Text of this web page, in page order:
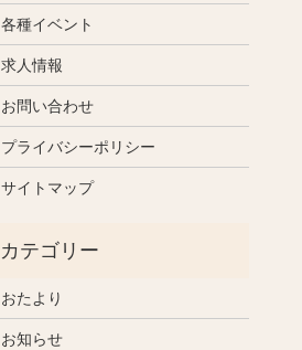
各種イベント
求人情報
お問い合わせ
プライバシーポリシー
サイトマップ
おたより
お知らせ